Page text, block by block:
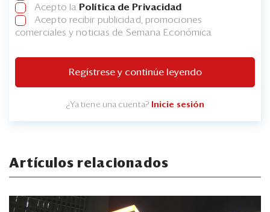
Acepto la Política de Privacidad
Acepto recibir publicidad, promociones
comerciales y noticias de Semana Económica
Regístrese y continúe leyendo
¿Ya tiene una cuenta? Inicie sesión
Artículos relacionados